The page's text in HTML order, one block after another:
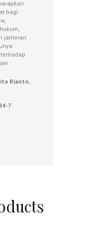
bagi
jaminan
Rianto,
7